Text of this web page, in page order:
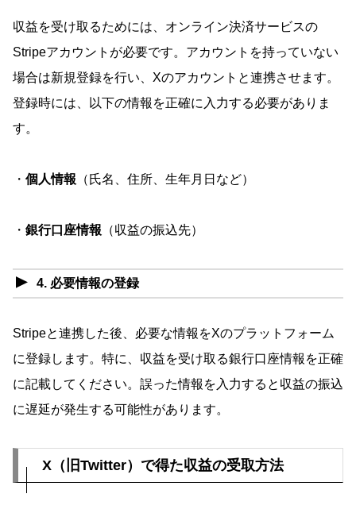
収益を受け取るためには、オンライン決済サービスの
Stripeアカウントが必要です。アカウントを持っていない
場合は新規登録を行い、Xのアカウントと連携させます。
登録時には、以下の情報を正確に入力する必要がありま
す。
・ 個人情報 （氏名、住所、生年月日など）
・ 銀行口座情報 （収益の振込先）
4. 必要情報の登録
Stripeと連携した後、必要な情報をXのプラットフォーム
に登録します。特に、収益を受け取る銀行口座情報を正確
に記載してください。誤った情報を入力すると収益の振込
に遅延が発生する可能性があります。
X（旧Twitter）で得た収益の受取方法